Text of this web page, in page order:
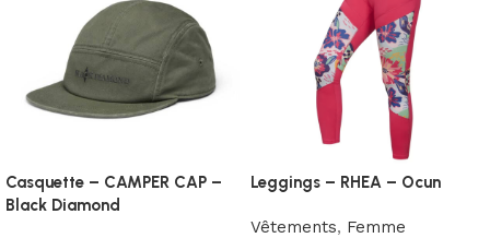
Casquette – CAMPER CAP –
Black Diamond
Leggings – RHEA – Ocun
Vêtements, Femme